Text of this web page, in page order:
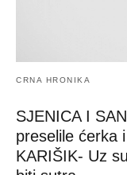
CRNA HRONIKA
SJENICA I
preselile ćerka
KARIŠIK- Uz